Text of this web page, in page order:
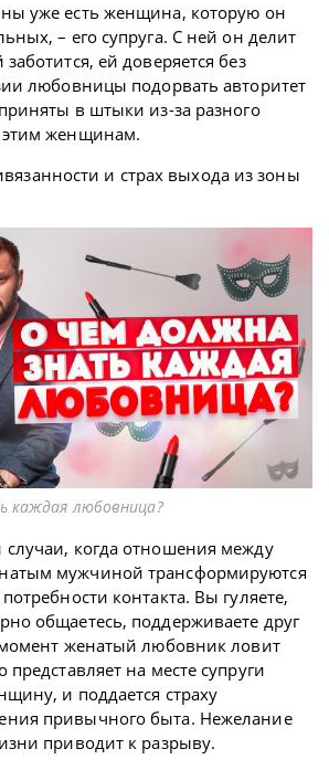
уже есть женщина, которую он
– его супруга. С ней он делит
ей доверяется без
любовницы подорвать авторитет
в штыки из-за разного
этим женщинам.
и страх выхода из зоны
каждая любовница?
случаи, когда отношения между
мужчиной трансформируются
контакта. Вы гуляете,
общаетесь, поддерживаете друг
женатый любовник ловит
на месте супруги
и поддается страху
привычного быта. Нежелание
приводит к разрыву.